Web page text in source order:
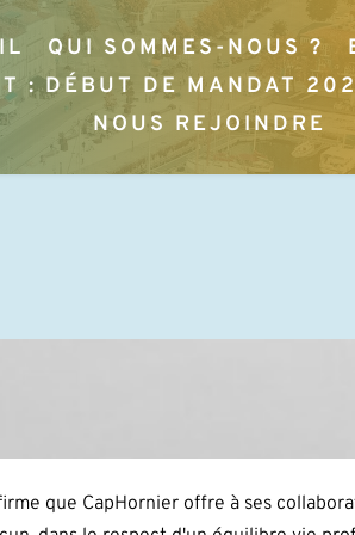
QUI SOMMES-NOUS ?
: DÉBUT DE MANDAT
NOUS REJOINDRE
que CapHornier offre à ses